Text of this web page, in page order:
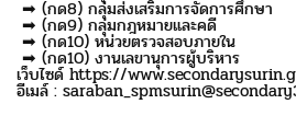
➡ (กด8) กลุ่มส่งเสริมการจัดการศึกษา
➡ (กด9) กลุ่มกฎหมายและคดี
➡ (กด10) หน่วยตรวจสอบภายใน
➡ (กด10) งานเลขานุการผู้บริหาร
เว็บไซด์ https://
อีเมล์ :